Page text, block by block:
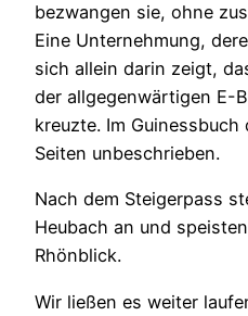
bezwangen sie, ohne
Eine Unternehmung,
sich allein darin zeigt,
der allgegenwärtigen E-
kreuzte. Im
Seiten unbeschrieben.
Nach dem Steigerpass
Heubach an und
Rhönblick.
Wir ließen es weiter